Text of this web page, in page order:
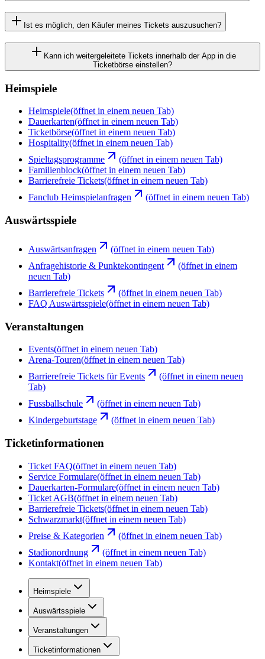
Ist es möglich, den Käufer meines Tickets auszusuchen?
Kann ich weitergeleitete Tickets innerhalb der App in die
Ticketbörse einstellen?
Heimspiele
Heimspiele(öffnet in einem neuen Tab)
Dauerkarten(öffnet in einem neuen Tab)
Ticketbörse(öffnet in einem neuen Tab)
Hospitality(öffnet in einem neuen Tab)
Spieltagsprogramme
(öffnet in einem neuen Tab)
Familienblock(öffnet in einem neuen Tab)
Barrierefreie Tickets(öffnet in einem neuen Tab)
Fanclub Heimspielanfragen
(öffnet in einem neuen Tab)
Auswärtsspiele
Auswärtsanfragen
(öffnet in einem neuen Tab)
Anfragehistorie & Punktekontingent
(öffnet in einem
neuen Tab)
Barrierefreie Tickets
(öffnet in einem neuen Tab)
FAQ Auswärtsspiele(öffnet in einem neuen Tab)
Veranstaltungen
Events(öffnet in einem neuen Tab)
Arena-Touren(öffnet in einem neuen Tab)
Barrierefreie Tickets für Events
(öffnet in einem neuen
Tab)
Fussballschule
(öffnet in einem neuen Tab)
Kindergeburtstage
(öffnet in einem neuen Tab)
Ticketinformationen
Ticket FAQ(öffnet in einem neuen Tab)
Service Formulare(öffnet in einem neuen Tab)
Dauerkarten-Formulare(öffnet in einem neuen Tab)
Ticket AGB(öffnet in einem neuen Tab)
Barrierefreie Tickets(öffnet in einem neuen Tab)
Schwarzmarkt(öffnet in einem neuen Tab)
Preise & Kategorien
(öffnet in einem neuen Tab)
Stadionordnung
(öffnet in einem neuen Tab)
Kontakt(öffnet in einem neuen Tab)
Heimspiele
Auswärtsspiele
Veranstaltungen
Ticketinformationen